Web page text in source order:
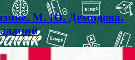
М. Ю. Демидова.